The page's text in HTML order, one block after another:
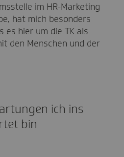
im HR-Marketing
hat mich besonders
es hier um die TK als
den Menschen und der
ich ins
bin